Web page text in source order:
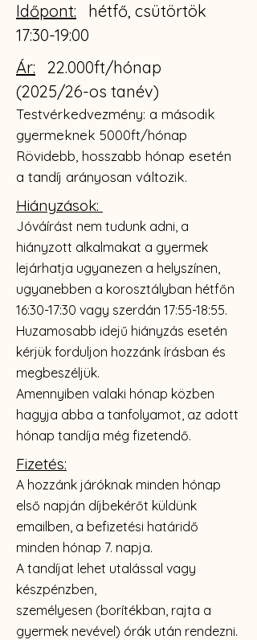
Időpont: hétfő, csütörtök
17:30-19:00
Ár: 22.000ft/hónap
(2025/26-os tanév)
Testvérkedvezmény: a második
gyermeknek 5000ft/hónap
Rövidebb, hosszabb hónap esetén
a tandíj arányosan változik.
Hiányzások:
Jóváírást nem tudunk adni, a
hiányzott alkalmakat a gyermek
lejárhatja ugyanezen a helyszínen,
ugyanebben a korosztályban hétfőn
16:30-17:30 vagy szerdán 17:55-18:55.
Huzamosabb idejű hiányzás esetén
kérjük forduljon hozzánk írásban és
megbeszéljük.
Amennyiben valaki hónap közben
hagyja abba a tanfolyamot, az adott
hónap tandíja még fizetendő.
Fizetés:
A hozzánk járóknak minden hónap
első napján díjbekérőt küldünk
emailben, a befizetési határidő
minden hónap 7. napja.
A tandíjat lehet utalással vagy
készpénzben,
személyesen (borítékban, rajta a
gyermek nevével) órák után rendezni.